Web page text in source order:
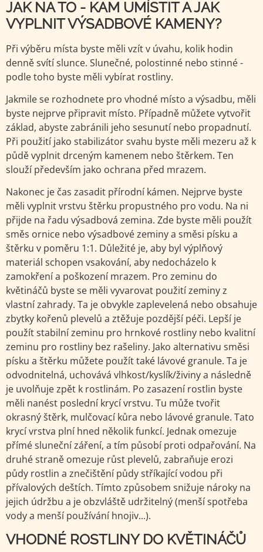
JAK NA TO - KAM UMÍSTIT A JAK
VYPLNIT VÝSADBOVÉ KAMENY?
Při výběru místa byste měli vzít v úvahu, kolik hodin
denně svítí slunce. Slunečné, polostinné nebo stinné -
podle toho byste měli vybírat rostliny.
Jakmile se rozhodnete pro vhodné místo a výsadbu, měli
byste nejprve připravit místo. Případně můžete vytvořit
základ, abyste zabránili jeho sesunutí nebo propadnutí.
Při použití jako stabilizátor svahu byste měli mezeru až k
půdě vyplnit drceným kamenem nebo štěrkem. Ten
slouží především jako ochrana před mrazem.
Nakonec je čas zasadit přírodní kámen. Nejprve byste
měli vyplnit vrstvu štěrku propustného pro vodu. Na ni
přijde na řadu výsadbová zemina. Zde byste měli použít
směs ornice nebo výsadbové zeminy a směsi písku a
štěrku v poměru 1:1. Důležité je, aby byl výplňový
materiál schopen vsakování, aby nedocházelo k
zamokření a poškození mrazem. Pro zeminu do
květináčů byste se měli vyvarovat použití zeminy z
vlastní zahrady. Ta je obvykle zaplevelená nebo obsahuje
zbytky kořenů plevelů a ztěžuje pozdější péči. Lepší je
použít stabilní zeminu pro hrnkové rostliny nebo kvalitní
zeminu pro rostliny bez rašeliny. Jako alternativu směsi
písku a štěrku můžete použít také lávové granule. Ta je
odvodnitelná, uchovává vlhkost/kyslík/živiny a následně
je uvolňuje zpět k rostlinám. Po zasazení rostlin byste
měli nanést poslední krycí vrstvu. Tu může tvořit
okrasný štěrk, mulčovací kůra nebo lávové granule. Tato
krycí vrstva plní hned několik funkcí. Jednak omezuje
přímé sluneční záření, a tím působí proti odpařování. Na
druhé straně omezuje růst plevelů, zabraňuje erozi
půdy rostlin a znečištění půdy stříkající vodou při
přívalových deštích. Tímto způsobem snižuje nároky na
jejich údržbu a je obzvláště udržitelný (menší spotřeba
vody a menší používání hnojiv...).
VHODNÉ ROSTLINY DO KVĚTINÁČŮ